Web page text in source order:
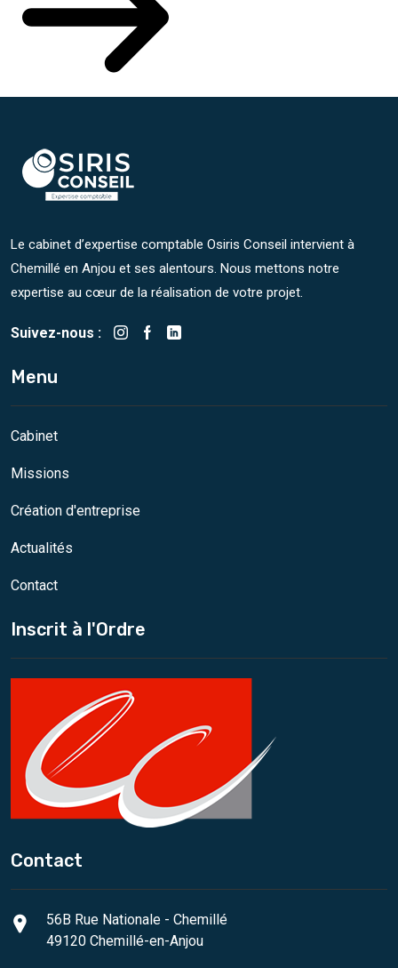
Le cabinet d’expertise comptable Osiris Conseil intervient à
Chemillé en Anjou et ses alentours. Nous mettons notre
expertise au cœur de la réalisation de votre projet.
Suivez-nous :
Menu
Cabinet
Missions
Création d'entreprise
Actualités
Contact
Inscrit à l'Ordre
Contact
56B Rue Nationale - Chemillé
49120 Chemillé-en-Anjou